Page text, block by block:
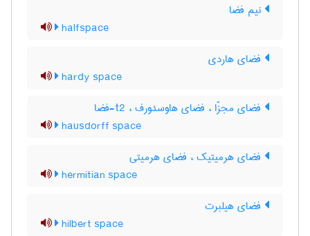
نیم فضا
halfspace
فضای هاردی
hardy space
فضای مجزّا ، فضای هاوسدورف ، t2-فضا
hausdorff space
فضای هرمیتیک ، فضای هرمیتی
hermitian space
فضای هیلبرت
hilbert space